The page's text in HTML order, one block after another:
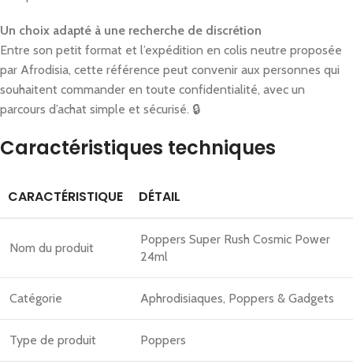
Un choix adapté à une recherche de discrétion
Entre son petit format et l’expédition en colis neutre proposée
par Afrodisia, cette référence peut convenir aux personnes qui
souhaitent commander en toute confidentialité, avec un
parcours d’achat simple et sécurisé. 🔒
Caractéristiques techniques
CARACTÉRISTIQUE DÉTAIL
Nom du produit
Poppers Super Rush Cosmic Power
24ml
Catégorie Aphrodisiaques, Poppers & Gadgets
Type de produit Poppers